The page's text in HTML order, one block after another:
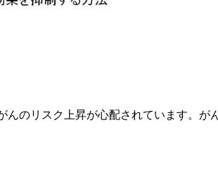
のリスク上昇が心配されています。が